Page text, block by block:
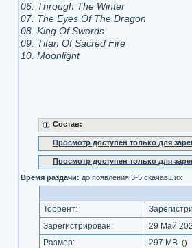
06. Through The Winter
07. The Eyes Of The Dragon
08. King Of Swords
09. Titan Of Sacred Fire
10. Moonlight
Состав:
Просмотр доступен только для
Просмотр доступен только для
Время раздачи: до появления 3-5 скачавших
Торрент:
Зарегистрирован:
29 Май
Размер:
297 MB ()